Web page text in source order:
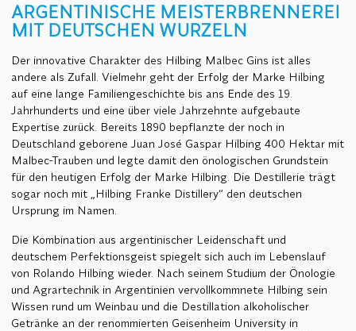
ARGENTINISCHE MEISTERBRENNEREI
MIT DEUTSCHEN WURZELN
Der innovative Charakter des Hilbing Malbec Gins ist alles
andere als Zufall. Vielmehr geht der Erfolg der Marke Hilbing
auf eine lange Familiengeschichte bis ans Ende des 19.
Jahrhunderts und eine über viele Jahrzehnte aufgebaute
Expertise zurück. Bereits 1890 bepflanzte der noch in
Deutschland geborene Juan José Gaspar Hilbing 400 Hektar mit
Malbec-Trauben und legte damit den önologischen Grundstein
für den heutigen Erfolg der Marke Hilbing. Die Destillerie trägt
sogar noch mit „Hilbing Franke Distillery“ den deutschen
Ursprung im Namen.
Die Kombination aus argentinischer Leidenschaft und
deutschem Perfektionsgeist spiegelt sich auch im Lebenslauf
von Rolando Hilbing wieder. Nach seinem Studium der Önologie
und Agrartechnik in Argentinien vervollkommnete Hilbing sein
Wissen rund um Weinbau und die Destillation alkoholischer
Getränke an der renommierten Geisenheim University in